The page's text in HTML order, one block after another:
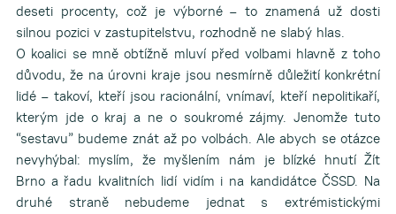
deseti procenty, což je výborné – to znamená už dosti
silnou pozici v zastupitelstvu, rozhodně ne slabý hlas.
O koalici se mně obtížně mluví před volbami hlavně z toho
důvodu, že na úrovni kraje jsou nesmírně důležití konkrétní
lidé – takoví, kteří jsou racionální, vnímaví, kteří nepolitikaří,
kterým jde o kraj a ne o soukromé zájmy. Jenomže tuto
“sestavu” budeme znát až po volbách. Ale abych se otázce
nevyhýbal: myslím, že myšlením nám je blízké hnutí Žít
Brno a řadu kvalitních lidí vidím i na kandidátce ČSSD. Na
druhé straně nebudeme jednat s extrémistickými